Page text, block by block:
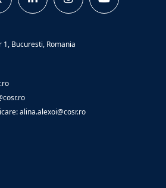
1, Bucuresti, Romania
alina.alexoi@cosr.ro